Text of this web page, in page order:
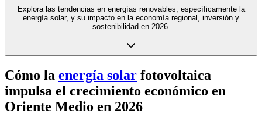
Explora las tendencias en energías renovables, específicamente la
energía solar, y su impacto en la economía regional, inversión y
sostenibilidad en 2026.
Cómo la energía solar fotovoltaica
impulsa el crecimiento económico en
Oriente Medio en 2026